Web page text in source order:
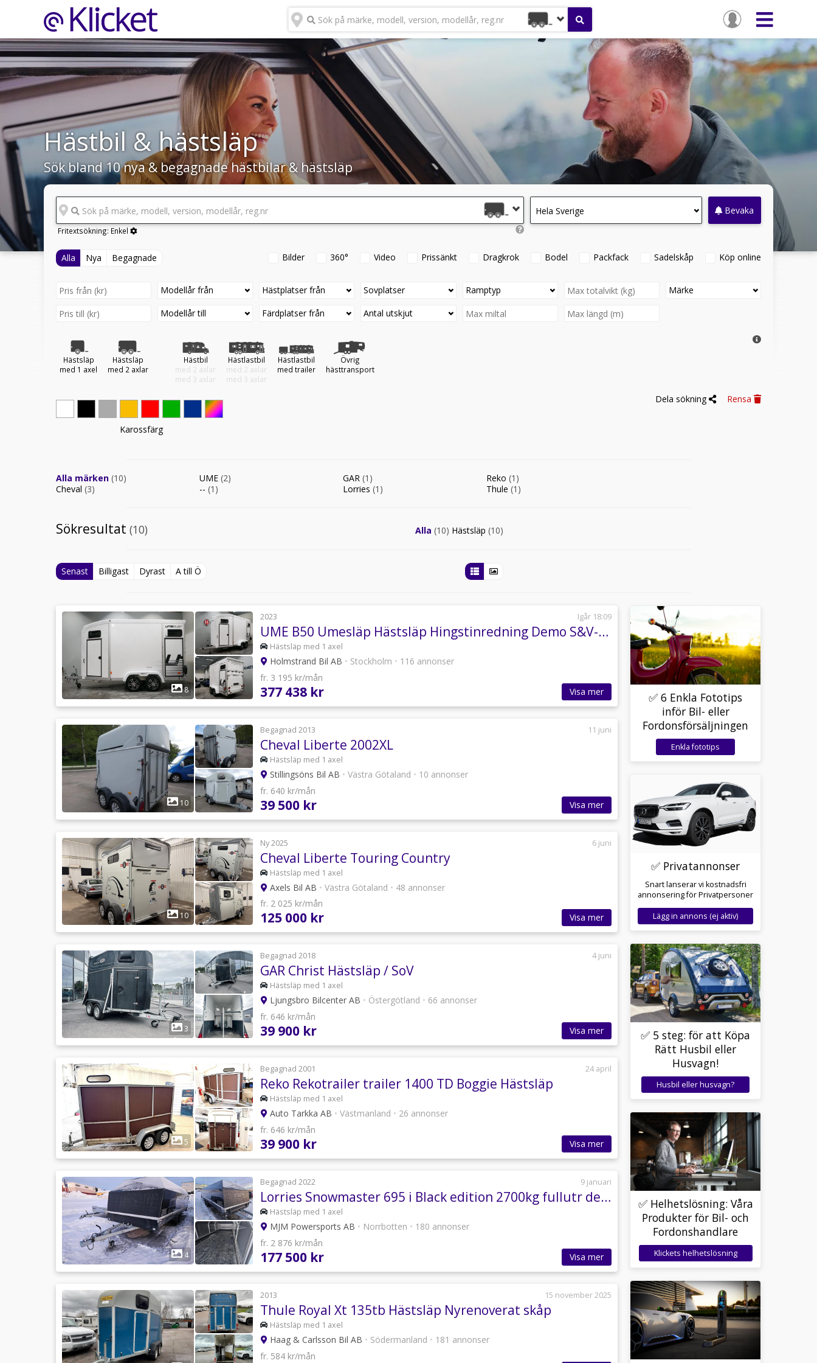
Sök på märke, modell, version, modellår, reg.nr
Hästbil & hästsläp
Sök bland 10 nya & begagnade hästbilar & hästsläp
Sök på märke, modell, version, modellår, reg.nr
Fritextsökning: Enkel
Hela Sverige Bevaka
Alla Nya Begagnade Bilder 360° Video Prissänkt Dragkrok Bodel Packfack Sadelskåp Köp online
Modellår från
Modellår till
Hästplatser från
Färdplatser från
Sovplatser
Antal utskjut
Ramptyp Märke
Hästsläp
med 1 axel
Hästsläp
med 2 axlar
Hästbil
med 2 axlar
med 3 axlar
Hästlastbil
med 2 axlar
med 3 axlar
Hästlastbil
med trailer
Övrig
hästtransport
Karossfärg
Dela sökning Rensa
Alla märken (10)
Cheval (3)
UME (2)
-- (1)
GAR (1)
Lorries (1)
Reko (1)
Thule (1)
Sökresultat (10) Alla (10) Hästsläp (10)
Senast Billigast Dyrast A till Ö
8
2023 Igår 18:09
UME B50 Umesläp Hästsläp Hingstinredning Demo S&V-däck
Hästsläp med 1 axel
Holmstrand Bil AB • Stockholm • 116 annonser
fr. 3 195 kr/mån
377 438 kr Visa mer
10
Begagnad 2013 11 juni
Cheval Liberte 2002XL
Hästsläp med 1 axel
Stillingsöns Bil AB • Västra Götaland • 10 annonser
fr. 640 kr/mån
39 500 kr Visa mer
10
Ny 2025 6 juni
Cheval Liberte Touring Country
Hästsläp med 1 axel
Axels Bil AB • Västra Götaland • 48 annonser
fr. 2 025 kr/mån
125 000 kr Visa mer
3
Begagnad 2018 4 juni
GAR Christ Hästsläp / SoV
Hästsläp med 1 axel
Ljungsbro Bilcenter AB • Östergötland • 66 annonser
fr. 646 kr/mån
39 900 kr Visa mer
5
Begagnad 2001 24 april
Reko Rekotrailer trailer 1400 TD Boggie Hästsläp
Hästsläp med 1 axel
Auto Tarkka AB • Västmanland • 26 annonser
fr. 646 kr/mån
39 900 kr Visa mer
4
Begagnad 2022 9 januari
Lorries Snowmaster 695 i Black edition 2700kg fullutr demo
Hästsläp med 1 axel
MJM Powersports AB • Norrbotten • 180 annonser
fr. 2 876 kr/mån
177 500 kr Visa mer
2013 15 november 2025
Thule Royal Xt 135tb Hästsläp Nyrenoverat skåp
Hästsläp med 1 axel
Haag & Carlsson Bil AB • Södermanland • 181 annonser
fr. 584 kr/mån
✅ 6 Enkla Fototips
inför Bil- eller
Fordonsförsäljningen
Enkla fototips
✅ Privatannonser
Snart lanserar vi kostnadsfri
annonsering för Privatpersoner
Lägg in annons (ej aktiv)
✅ 5 steg: för att Köpa
Rätt Husbil eller
Husvagn!
Husbil eller husvagn?
✅ Helhetslösning: Våra
Produkter för Bil- och
Fordonshandlare
Klickets helhetslösning